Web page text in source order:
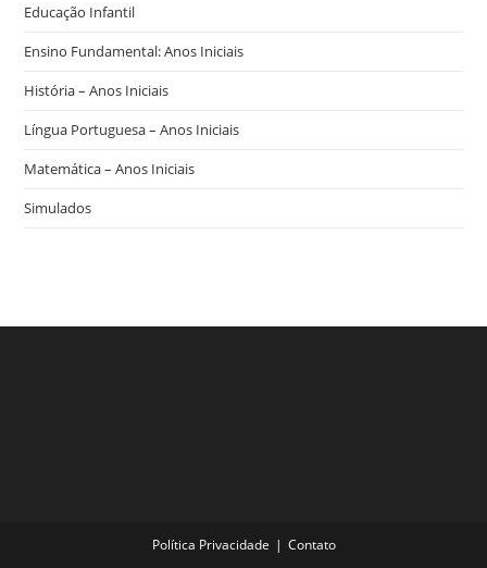
Educação Infantil
Ensino Fundamental: Anos Iniciais
História – Anos Iniciais
Língua Portuguesa – Anos Iniciais
Matemática – Anos Iniciais
Simulados
Política Privacidade Contato